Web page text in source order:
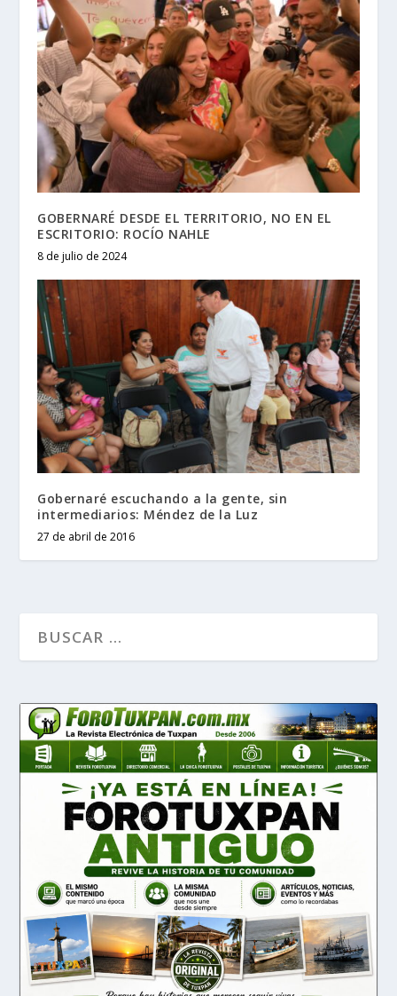
GOBERNARÉ DESDE EL TERRITORIO, NO EN EL
ESCRITORIO: ROCÍO NAHLE
8 de julio de 2024
Gobernaré escuchando a la gente, sin
intermediarios: Méndez de la Luz
27 de abril de 2016